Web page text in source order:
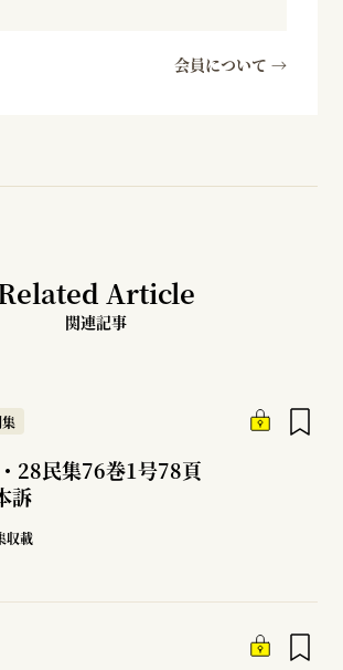
会員について →
Article
関連記事
28民集76巻1号78頁
訴
収載